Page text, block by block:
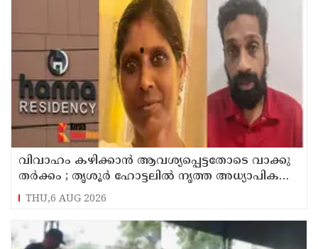
വിവാഹം കഴിക്കാന്‍ ആവശ്യപ്പെട്ടതോടെ വാക്കു
തര്‍ക്കം ; തൃശൂര്‍ ഹോട്ടലില്‍ നൃത്ത അധ്യാപികയെ
കഴുത്തുഞെരിച്ചു കൊലപ്പെടുത്തി സുഹൃത്ത്
THU,6 AUG 2026